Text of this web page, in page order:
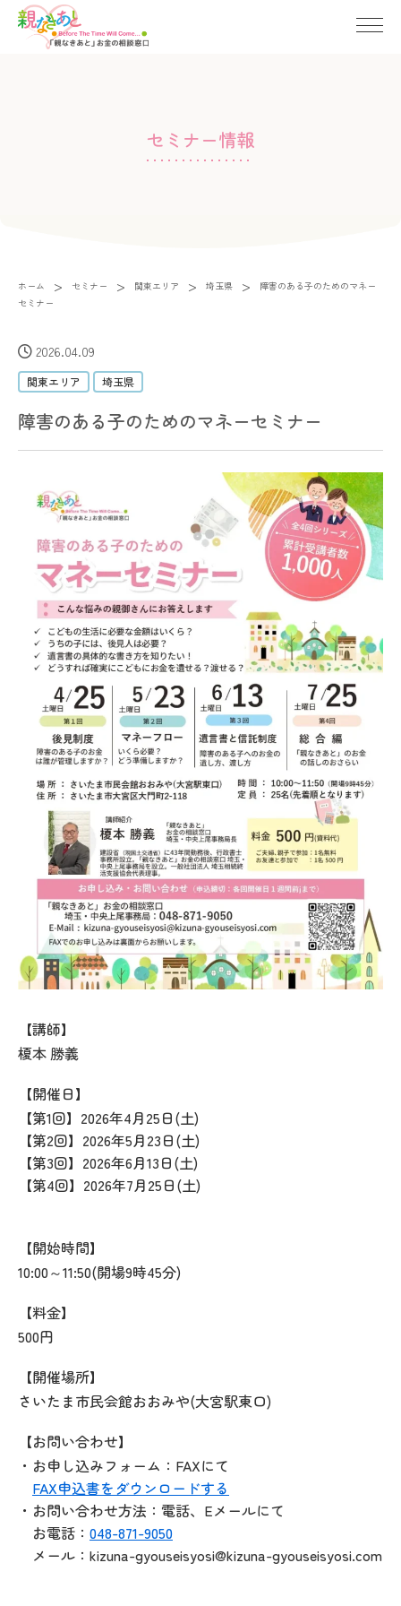
セミナー情報
ホーム > セミナー > 関東エリア > 埼玉県 >
障害のある子のためのマネー
セミナー
2026.04.09
関東エリア 埼玉県
障害のある子のためのマネーセミナー
【講師】
榎本 勝義
【開催日】
【第1回】2026年4月25日(土)
【第2回】2026年5月23日(土)
【第3回】2026年6月13日(土)
【第4回】2026年7月25日(土)
【開始時間】
10:00～11:50(開場9時45分)
【料金】
500円
【開催場所】
さいたま市民会館おおみや(大宮駅東口)
【お問い合わせ】
・お申し込みフォーム：FAXにて
FAX申込書をダウンロードする
・お問い合わせ方法：電話、Eメールにて
お電話： 048-871-9050
メール：kizuna-gyouseisyosi@kizuna-gyouseisyosi.com